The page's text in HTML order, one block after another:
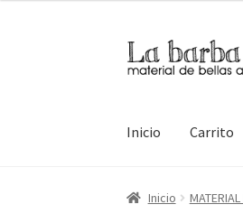
Ir
a
Ir
al
Inicio Carrito
Inicio Carrito
Inicio